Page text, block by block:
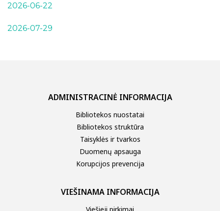
2026-06-22
2026-07-29
ADMINISTRACINĖ INFORMACIJA
Bibliotekos nuostatai
Bibliotekos struktūra
Taisyklės ir tvarkos
Duomenų apsauga
Korupcijos prevencija
VIEŠINAMA INFORMACIJA
Viešieji pirkimai